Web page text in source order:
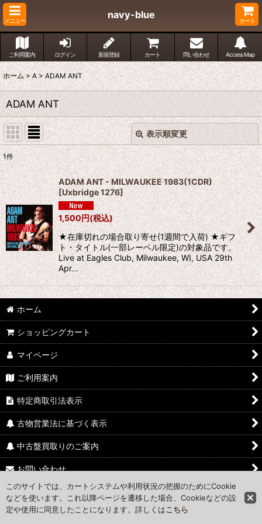
メニュー
navy-blue
カート
ご利用案内 ログイン 新規登録 カート 問い合わせ Access Map
ホーム > A > ADAM ANT
ADAM ANT
表示順変更
表示数:
並び順:
絞り込む
閉じる
1件
ADAM ANT - MILWAUKEE 1983(1CDR)
[Uxbridge 1276]
1,500円(税込)
★在庫切れの場合取り寄せ(1週間で入荷) ★ギフ
ト・タイトル(一部レーベル限定)の対象品です。
Live at Eagles Club, Milwaukee, WI, USA 29th
Apr…
ホーム
ショッピングカート
マイページ
ご利用案内
特定商取引法表示
古物営業法に基づく表示
中古盤買取りのご案内
お問い合わせ
Access Map
このサイトでは、カートシステムや利用状況の把握のためにCookie
などを使います。これ以降ページを遷移した場合、Cookieなどの設
定や使用に同意したことになります。詳しくはこちら